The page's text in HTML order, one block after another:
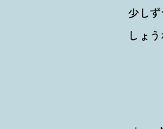
少し
しょ